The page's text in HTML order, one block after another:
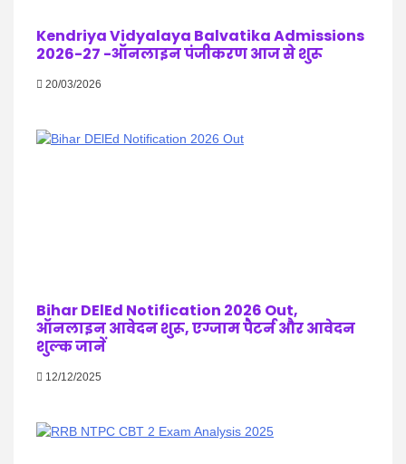
Kendriya Vidyalaya Balvatika Admissions
2026-27 -ऑनलाइन पंजीकरण आज से शुरू
20/03/2026
Bihar DElEd Notification 2026 Out,
ऑनलाइन आवेदन शुरू, एग्जाम पैटर्न और आवेदन
शुल्क जानें
12/12/2025